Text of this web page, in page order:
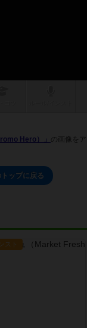
Hero）」 の画像を
ップに戻る
スト